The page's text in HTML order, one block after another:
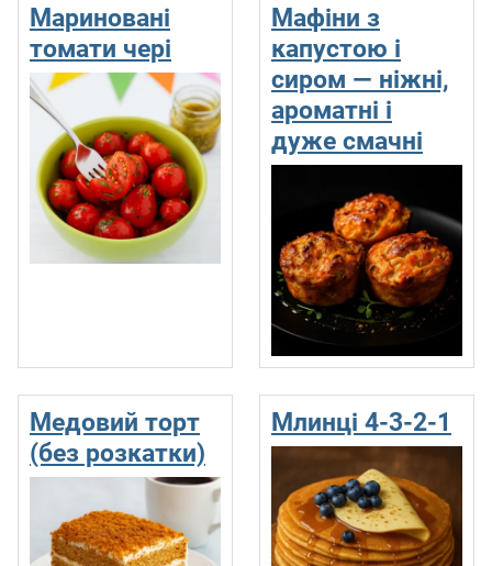
Мариновані
томати чері
Мафіни з
капустою і
сиром — ніжні,
ароматні і
дуже смачні
Медовий торт
(без розкатки)
Млинці 4-3-2-1